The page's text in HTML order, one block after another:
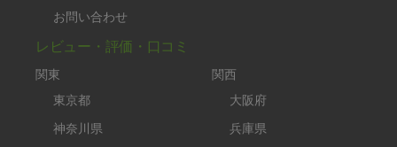
お問い合わせ
レビュー・評価・口コミ
関東
東京都
神奈川県
関西
大阪府
兵庫県